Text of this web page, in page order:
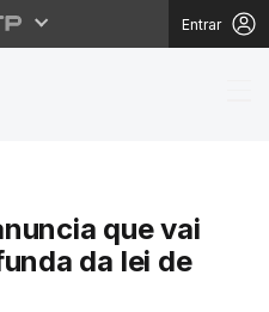
Entrar
que vai
da lei de